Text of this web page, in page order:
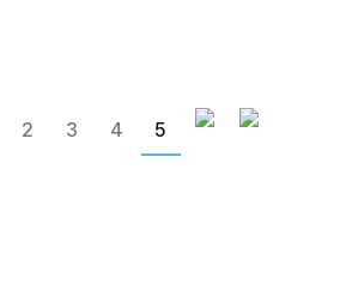
2 3 4 5